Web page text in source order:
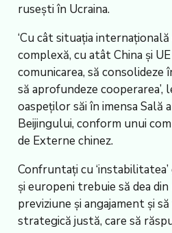
rusești în Ucraina.
‘Cu cât situația
complexă, cu atât China și
comunicarea, să consolideze
să aprofundeze cooperarea’,
oaspeților săi în imensa Sală
Beijingului, conform unui
de Externe chinez.
Confruntați cu ‘instabilitatea’
și europeni trebuie să dea
previziune și angajament și
strategică justă, care să